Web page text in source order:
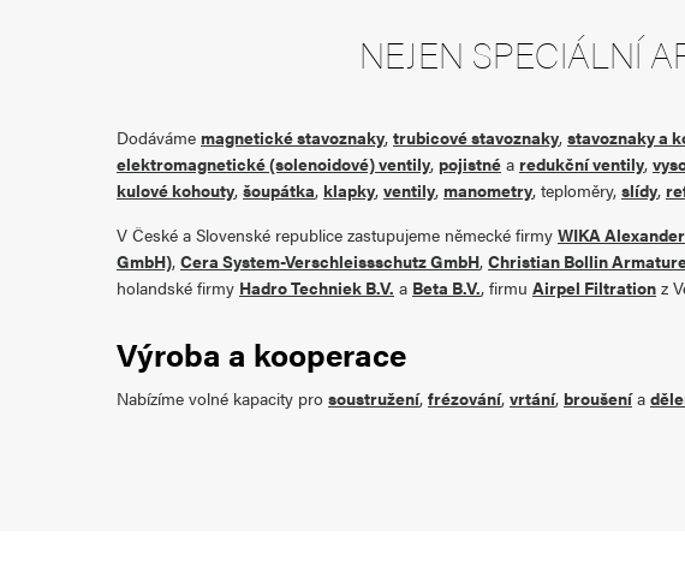
NEJEN SPECIÁLNÍ
Dodáváme magnetické stavoznaky, trubicové stavoznaky, stavoznaky a
elektromagnetické (solenoidové) ventily, pojistné a redukční ventily,
kulové kohouty, šoupátka, klapky, ventily, manometry, teploměry, slídy,
V České a Slovenské republice zastupujeme německé firmy WIKA
GmbH), Cera System-Verschleissschutz GmbH, Christian Bollin
holandské firmy Hadro Techniek B.V. a Beta B.V., firmu Airpel Filtration z
Výroba a kooperace
Nabízíme volné kapacity pro soustružení, frézování, vrtání, broušenía